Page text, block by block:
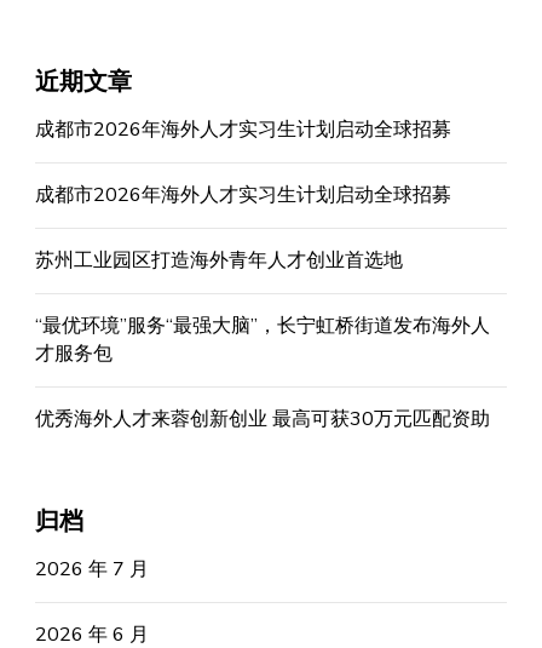
近期文章
成都市2026年海外人才实习生计划启动全球招募
成都市2026年海外人才实习生计划启动全球招募
苏州工业园区打造海外青年人才创业首选地
“最优环境”服务“最强大脑”，长宁虹桥街道发布海外人
才服务包
优秀海外人才来蓉创新创业 最高可获30万元匹配资助
归档
2026 年 7 月
2026 年 6 月